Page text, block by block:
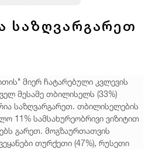
საზღვარგარეთ
მიერ ჩატარებული კვლევის
მესამე თბილისელს (33%)
საზღვარგარეთ. თბილისელების
11% სამსახურეობრივი ვიზიტით
გარეთ. მოგზაურთათვის
თურქეთი (47%), რუსეთი